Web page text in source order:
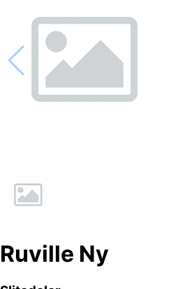
Ruville Ny